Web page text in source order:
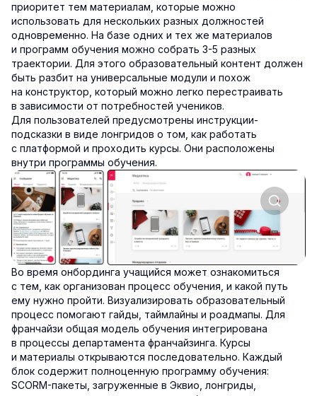
приоритет тем материалам, которые можно
использовать для нескольких разных должностей
одновременно. На базе одних и тех же материалов
и программ обучения можно собрать 3-5 разных
траектории. Для этого образовательный контент должен
быть разбит на универсальные модули и похож
на конструктор, который можно легко перестраивать
в зависимости от потребностей учеников.
Для пользователей предусмотрены инструкции-
подсказки в виде лонгридов о том, как работать
с платформой и проходить курсы. Они расположены
внутри программы обучения.
Во время онбординга учащийся может ознакомиться
с тем, как организован процесс обучения, и какой путь
ему нужно пройти. Визуализировать образовательный
процесс помогают гайды, таймлайны и роадмапы. Для
франчайзи общая модель обучения интегрирована
в процессы департамента франчайзинга. Курсы
и материалы открываются последовательно. Каждый
блок содержит полноценную программу обучения:
SCORM-пакеты, загруженные в Эквио, лонгриды,